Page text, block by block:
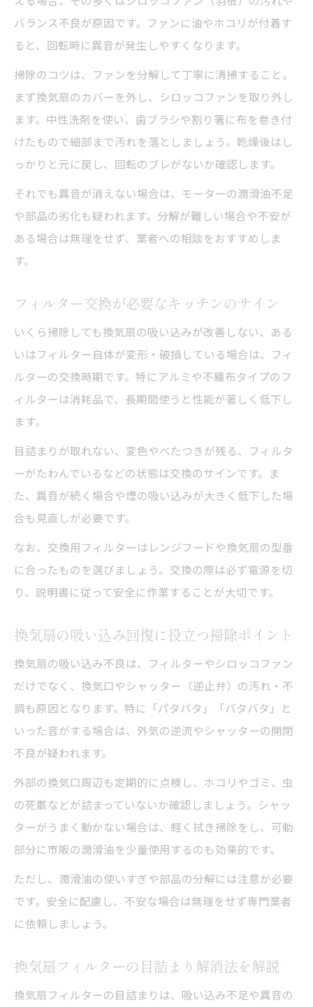
バランス不良が原因です。ファンに油やホコリが付着す
ると、回転時に異音が発生しやすくなります。
掃除のコツは、ファンを分解して丁寧に清掃すること。
まず換気扇のカバーを外し、シロッコファンを取り外し
ます。中性洗剤を使い、歯ブラシや割り箸に布を巻き付
けたもので細部まで汚れを落としましょう。乾燥後はし
っかりと元に戻し、回転のブレがないか確認します。
それでも異音が消えない場合は、モーターの潤滑油不足
や部品の劣化も疑われます。分解が難しい場合や不安が
ある場合は無理をせず、業者への相談をおすすめしま
す。
フィルター交換が必要なキッチンのサイン
いくら掃除しても換気扇の吸い込みが改善しない、ある
いはフィルター自体が変形・破損している場合は、フィ
ルターの交換時期です。特にアルミや不織布タイプのフ
ィルターは消耗品で、長期間使うと性能が著しく低下し
ます。
目詰まりが取れない、変色やべたつきが残る、フィルタ
ーがたわんでいるなどの状態は交換のサインです。ま
た、異音が続く場合や煙の吸い込みが大きく低下した場
合も見直しが必要です。
なお、交換用フィルターはレンジフードや換気扇の型番
に合ったものを選びましょう。交換の際は必ず電源を切
り、説明書に従って安全に作業することが大切です。
換気扇の吸い込み回復に役立つ掃除ポイント
換気扇の吸い込み不良は、フィルターやシロッコファン
だけでなく、換気口やシャッター（逆止弁）の汚れ・不
調も原因となります。特に「パタパタ」「バタバタ」と
いった音がする場合は、外気の逆流やシャッターの開閉
不良が疑われます。
外部の換気口周辺も定期的に点検し、ホコリやゴミ、虫
の死骸などが詰まっていないか確認しましょう。シャッ
ターがうまく動かない場合は、軽く拭き掃除をし、可動
部分に市販の潤滑油を少量使用するのも効果的です。
ただし、潤滑油の使いすぎや部品の分解には注意が必要
です。安全に配慮し、不安な場合は無理をせず専門業者
に依頼しましょう。
換気扇フィルターの目詰まり解消法を解説
換気扇フィルターの目詰まりは、吸い込み不足や異音の